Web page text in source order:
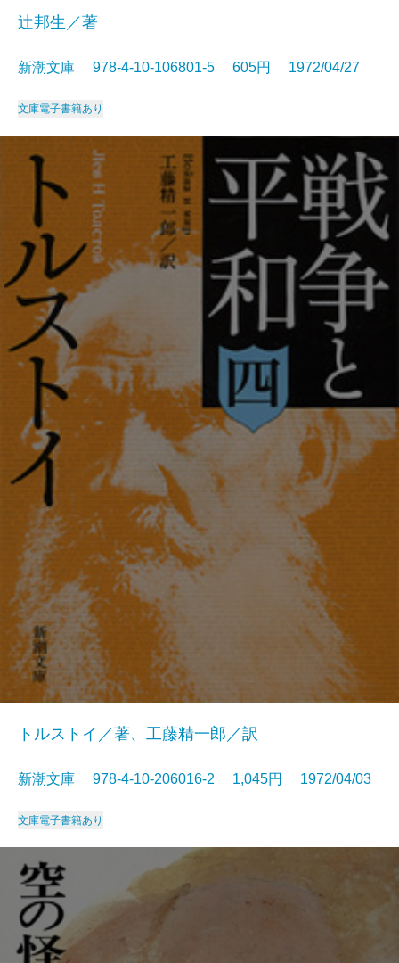
辻邦生／著
新潮文庫 978-4-10-106801-5 605円 1972/04/27
文庫電子書籍あり
トルストイ／著、工藤精一郎／訳
新潮文庫 978-4-10-206016-2 1,045円 1972/04/03
文庫電子書籍あり